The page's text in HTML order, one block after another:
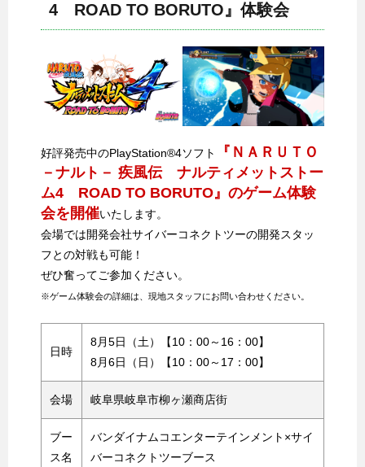
4 ROAD TO BORUTO』体験会
好評発売中のPlayStation®4ソフト
『ＮＡＲＵＴＯ
－ナルト－ 疾風伝 ナルティメットストー
ム4 ROAD TO BORUTO』のゲーム体験
会を開催いたします。
会場では開発会社サイバーコネクトツーの開発スタッ
フとの対戦も可能！
ぜひ奮ってご参加ください。
※ゲーム体験会の詳細は、現地スタッフにお問い合わせください。
日時
8月5日（土）【10：00～16：00】
8月6日（日）【10：00～17：00】
会場 岐阜県岐阜市柳ヶ瀬商店街
ブー
ス名
バンダイナムコエンターテインメント×サイ
バーコネクトツーブース